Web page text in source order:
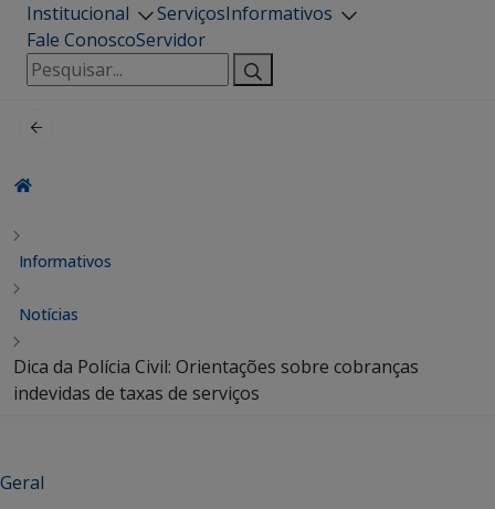
Institucional ServiçosInformativos
Fale ConoscoServidor
Pesquisar
por:
Informativos
Notícias
Dica da Polícia Civil: Orientações sobre cobranças
indevidas de taxas de serviços
Geral